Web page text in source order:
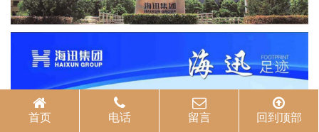
首页 电话 留言 回到顶部